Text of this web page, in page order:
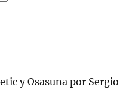
y Osasuna por Sergio